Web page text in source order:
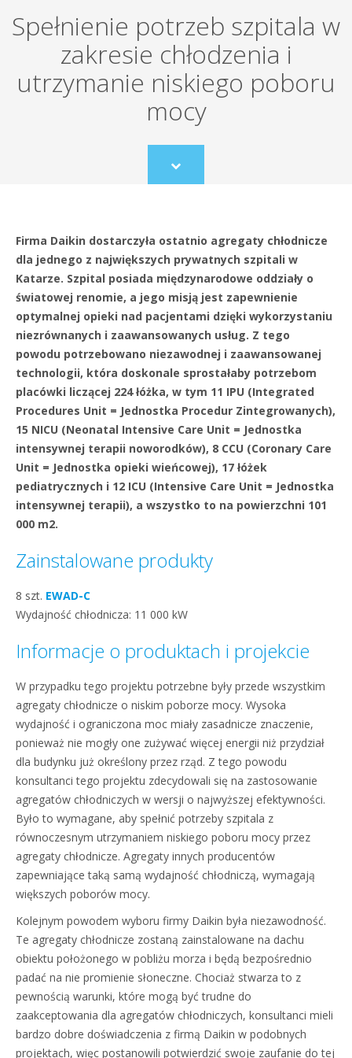
Spełnienie potrzeb szpitala w
zakresie chłodzenia i
utrzymanie niskiego poboru
mocy
Scroll
to
Firma Daikin dostarczyła ostatnio agregaty chłodnicze
dla jednego z największych prywatnych szpitali w
Katarze. Szpital posiada międzynarodowe oddziały o
światowej renomie, a jego misją jest zapewnienie
optymalnej opieki nad pacjentami dzięki wykorzystaniu
niezrównanych i zaawansowanych usług. Z tego
powodu potrzebowano niezawodnej i zaawansowanej
technologii, która doskonale sprostałaby potrzebom
placówki liczącej 224 łóżka, w tym 11 IPU (Integrated
Procedures Unit = Jednostka Procedur Zintegrowanych),
15 NICU (Neonatal Intensive Care Unit = Jednostka
intensywnej terapii noworodków), 8 CCU (Coronary Care
Unit = Jednostka opieki wieńcowej), 17 łóżek
pediatrycznych i 12 ICU (Intensive Care Unit = Jednostka
intensywnej terapii), a wszystko to na powierzchni 101
000 m2.
Zainstalowane produkty
8 szt. EWAD-C
Wydajność chłodnicza: 11 000 kW
Informacje o produktach i projekcie
W przypadku tego projektu potrzebne były przede wszystkim
agregaty chłodnicze o niskim poborze mocy. Wysoka
wydajność i ograniczona moc miały zasadnicze znaczenie,
ponieważ nie mogły one zużywać więcej energii niż przydział
dla budynku już określony przez rząd. Z tego powodu
konsultanci tego projektu zdecydowali się na zastosowanie
agregatów chłodniczych w wersji o najwyższej efektywności.
Było to wymagane, aby spełnić potrzeby szpitala z
równoczesnym utrzymaniem niskiego poboru mocy przez
agregaty chłodnicze. Agregaty innych producentów
zapewniające taką samą wydajność chłodniczą, wymagają
większych poborów mocy.
Kolejnym powodem wyboru firmy Daikin była niezawodność.
Te agregaty chłodnicze zostaną zainstalowane na dachu
obiektu położonego w pobliżu morza i będą bezpośrednio
padać na nie promienie słoneczne. Chociaż stwarza to z
pewnością warunki, które mogą być trudne do
zaakceptowania dla agregatów chłodniczych, konsultanci mieli
bardzo dobre doświadczenia z firmą Daikin w podobnych
projektach, więc postanowili potwierdzić swoje zaufanie do tej